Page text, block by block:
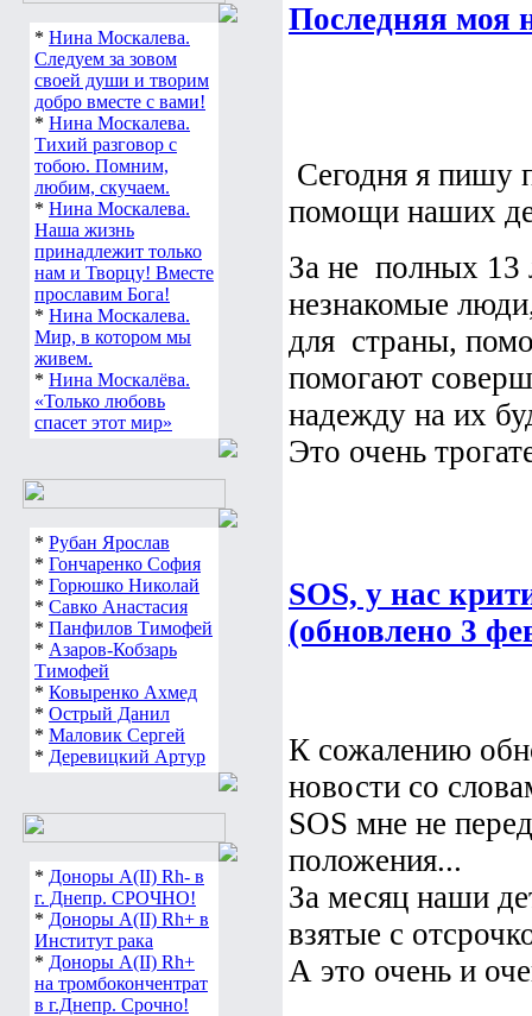
* Нина Москалева.
Следуем за зовом
своей души и творим
добро вместе с вами!
* Нина Москалева.
Тихий разговор с
тобою. Помним,
любим, скучаем.
* Нина Москалева.
Наша жизнь
принадлежит только
нам и Творцу! Вместе
прославим Бога!
* Нина Москалева.
Мир, в котором мы
живем.
* Нина Москалёва.
«Только любовь
спасет этот мир»
* Рубан Ярослав
* Гончаренко София
* Горюшко Николай
* Савко Анастасия
* Панфилов Тимофей
* Азаров-Кобзарь
Тимофей
* Ковыренко Ахмед
* Острый Данил
* Маловик Сергей
* Деревицкий Артур
* Доноры А(ІІ) Rh- в
г. Днепр. СРОЧНО!
* Доноры А(ІІ) Rh+ в
Институт рака
* Доноры А(ІІ) Rh+
на тромбокончентрат
в г.Днепр. Срочно!
Последняя моя
Сегодня я пишу
помощи наших
За не полных 13
незнакомые
для страны,
помогают
надежду на их
Это очень
SOS, у нас
(обновлено 3
К сожалению
новости со
SOS мне не
положения...
За месяц наши
взятые с
А это очень и